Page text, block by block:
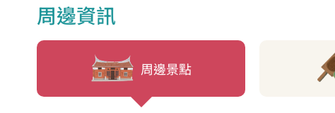
周邊資訊
周邊景點